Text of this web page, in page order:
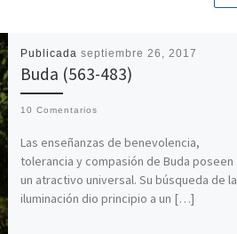
Publicada septiembre 26, 2017
Buda (563-483)
10 Comentarios
Las enseñanzas de benevolencia,
tolerancia y compasión de Buda poseen
un atractivo universal. Su búsqueda de la
iluminación dio principio a un […]